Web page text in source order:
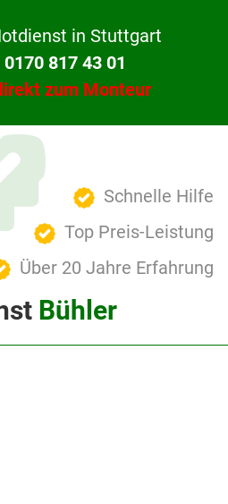
in Stuttgart
0170 817 43 01
zum Monteur
Schnelle Hilfe
Top Preis-Leistung
Über 20 Jahre Erfahrung
Bühler